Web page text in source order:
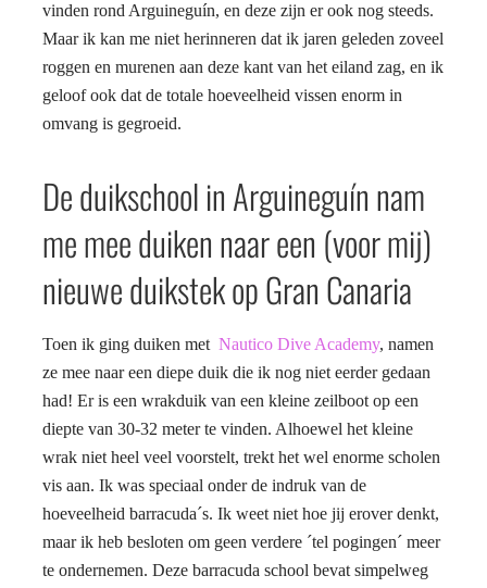
vinden rond Arguineguín, en deze zijn er ook nog steeds.
Maar ik kan me niet herinneren dat ik jaren geleden zoveel
roggen en murenen aan deze kant van het eiland zag, en ik
geloof ook dat de totale hoeveelheid vissen enorm in
omvang is gegroeid.
De duikschool in Arguineguín nam
me mee duiken naar een (voor mij)
nieuwe duikstek op Gran Canaria
Toen ik ging duiken met Nautico Dive Academy, namen
ze mee naar een diepe duik die ik nog niet eerder gedaan
had! Er is een wrakduik van een kleine zeilboot op een
diepte van 30-32 meter te vinden. Alhoewel het kleine
wrak niet heel veel voorstelt, trekt het wel enorme scholen
vis aan. Ik was speciaal onder de indruk van de
hoeveelheid barracuda´s. Ik weet niet hoe jij erover denkt,
maar ik heb besloten om geen verdere ´tel pogingen´ meer
te ondernemen. Deze barracuda school bevat simpelweg